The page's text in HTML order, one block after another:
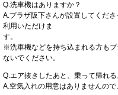
Q.洗車機はありますか？
A.プラザ阪下さんが設置してくだ
利用いただけま
す。
※洗車機などを持ち込まれる方も
ないでください。
Q.エア抜きしたあと、乗って帰れ
A.空気入れの用意はありませんので